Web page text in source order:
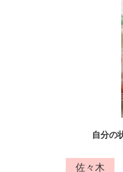
自分の
佐々木